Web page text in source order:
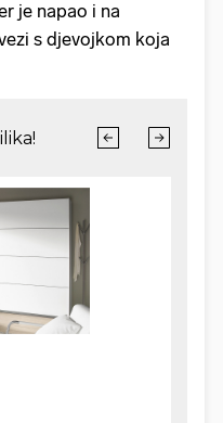
je napao i na
s djevojkom koja